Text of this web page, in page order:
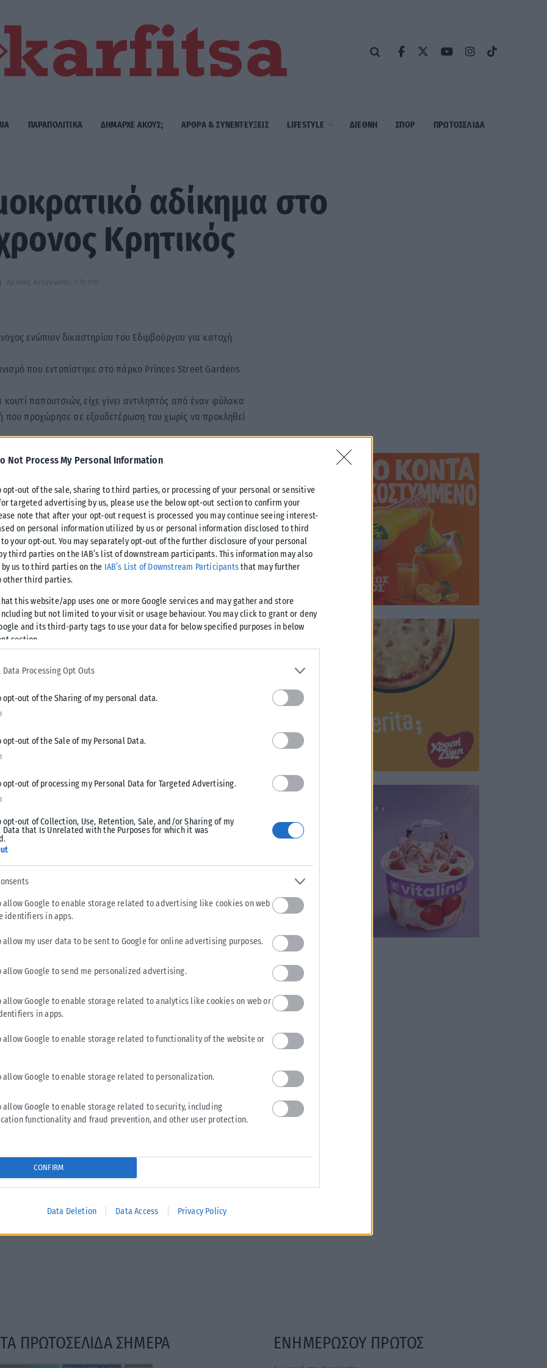
Not Process My Personal Information
opt-out of the sale, sharing to third parties, or processing of your personal or sensitive
targeted advertising by us, please use the below opt-out section to confirm your
note that after your opt-out request is processed you may continue seeing interest-
on personal information utilized by us or personal information disclosed to third
your opt-out. You may separately opt-out of the further disclosure of your personal
third parties on the IAB’s list of downstream participants. This information may also
us to third parties on the IAB’s List of Downstream Participantsthat may further
other third parties.
this website/app uses one or more Google services and may gather and store
but not limited to your visit or usage behaviour. You may click to grant or deny
and its third-party tags to use your data for below specified purposes in below
section.
Data Processing Opt Outs
opt-out of the Sharing of my personal data.
opt-out of the Sale of my Personal Data.
opt-out of processing my Personal Data for Targeted Advertising.
opt-out of Collection, Use, Retention, Sale, and/or Sharing of my
Data that Is Unrelated with the Purposes for which it was
allow Google to enable storage related to advertising like cookies on web
identifiers in apps.
allow my user data to be sent to Google for online advertising purposes.
allow Google to send me personalized advertising.
allow Google to enable storage related to analytics like cookies on web or
in apps.
allow Google to enable storage related to functionality of the website or
allow Google to enable storage related to personalization.
allow Google to enable storage related to security, including
functionality and fraud prevention, and other user protection.
CONFIRM
Data Deletion Data Access Privacy Policy
ΠΑΡΑΠΟΛΙΤΙΚΑ ΔΗΜΑΡΧE ΑΚΟΥΣ; ΑΡΘΡΑ & ΣΥΝΕΝΤΕΥΞΕΙΣ LIFESTYLE ΔΙΕΘΝΗ ΣΠΟΡ ΠΡΩΤΟΣΈΛΙΔΑ
αδίκημα στο
Κρητικός
Χρόνος Ανάγνωσης: 1 λεπτό
ενώπιον δικαστηρίου του Εδιμβούργου για κατοχή
που εντοπίστηκε στο πάρκο Princes Street Gardens
παπουτσιών, είχε γίνει αντιληπτός από έναν φύλακα
που προχώρησε σε εξουδετέρωση του χωρίς να προκληθεί
οδηγήθηκε ενώπιον του Δικαστηρίου.
Καρβουνάκης ισχυρίστηκε ότι ήταν μέλος της Διεθνούς
ομάδας.
φέρεται να επικοινώνησε με έναν δημοσιογράφο
τον εαυτό του ως «εραστή της μηδενιστικής
DNA που βρέθηκε σε κολλητική ταινία στον αυτοσχέδιο
φέρεται τον Φεβρουάριο του 2018 να έστειλε ένα email
τρομοκρατική ομάδα στο Ηνωμένο Βασίλειο». Σε
ιστότοπο όπου ανέλαβε ανώνυμα την ευθύνη για
Cacogen» και ισχυρίστηκε ότι ήταν μέλος της
ανέφερε ο συνήγορος υπεράσπισης – επιμένει πως
βλάβη και όταν η συσκευή αφέθηκε στους κήπους δεν
τον ερχόμενο μήνα.
ΔΙΕΘΝΉ
Η Amazon προετοιμάζει τη συνέχεια του ντοκιμαντέρ
Melania
ΑΝΑΡΤΉΘΗΚΕ ΑΠΌ KARFITSANEWS
ΤΑ ΠΡΩΤΟΣΕΛΙΔΑ ΣΗΜΕΡΑ ΕΝΗΜΕΡΩΣΟΥ ΠΡΩΤΟΣ